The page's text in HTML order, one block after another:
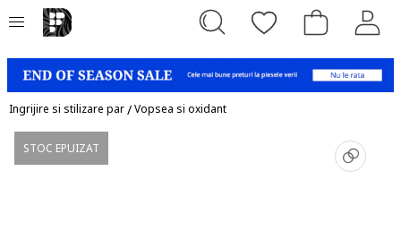
Ingrijire si stilizare par/Vopsea si oxidant
STOC EPUIZAT